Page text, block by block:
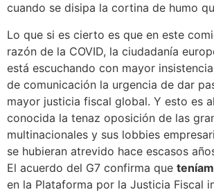
cuando se disipa la cortina de humo
Lo que si es cierto es que en este
razón de la COVID, la ciudadanía
está escuchando con mayor
de comunicación la urgencia de dar
mayor justicia fiscal global. Y esto es
conocida la tenaz oposición de las
multinacionales y sus lobbies
se hubieran atrevido hace escasos
El acuerdo del G7 confirma que
en la Plataforma por la Justicia Fiscal